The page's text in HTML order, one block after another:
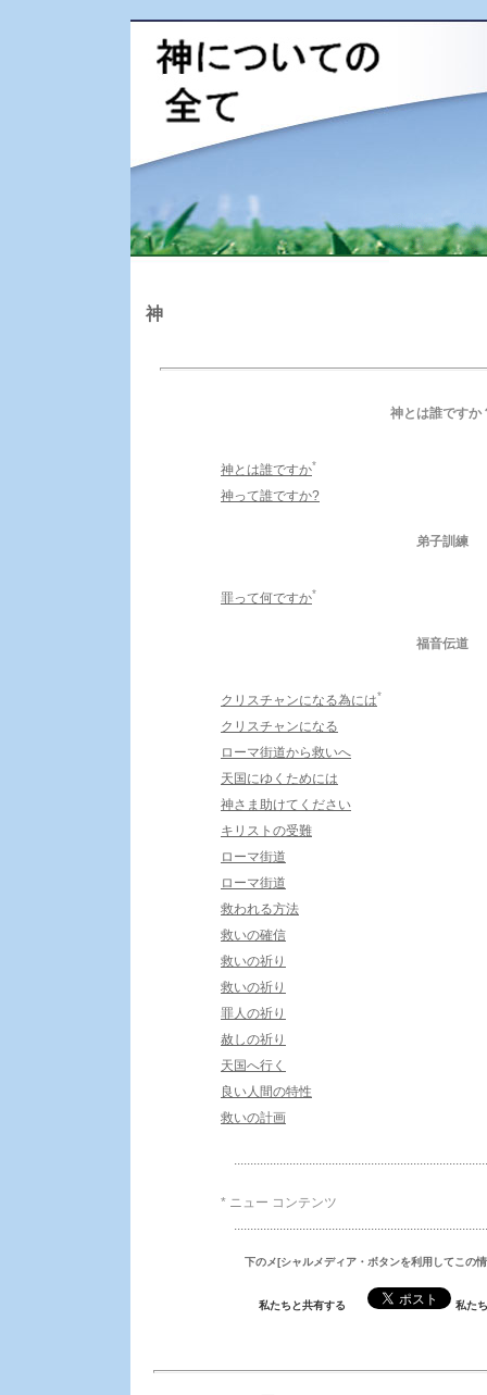
神
神とは誰ですか
神とは誰ですか*
神って誰ですか?
弟子訓練
罪って何ですか*
福音伝道
クリスチャンになる為には*
クリスチャンになる
ローマ街道から救いへ
天国にゆくためには
神さま助けてください
キリストの受難
ローマ街道
ローマ街道
救われる方法
救いの確信
救いの祈り
救いの祈り
罪人の祈り
赦しの祈り
天国へ行く
良い人間の特性
救いの計画
* ニュー コンテンツ
下のメ[シャルメディア・ボタンを利用してこの
私たちと共有する 私た